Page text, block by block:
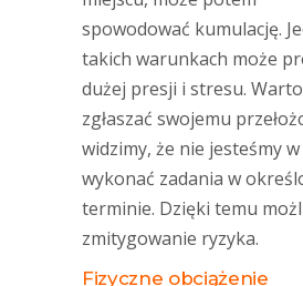
spowodować kumulację.
takich warunkach może
dużej presji i stresu.
zgłaszać swojemu
widzimy, że nie jesteśmy
wykonać zadania w
terminie. Dzięki temu
zmitygowanie ryzyka.
Fizyczne obciążenie